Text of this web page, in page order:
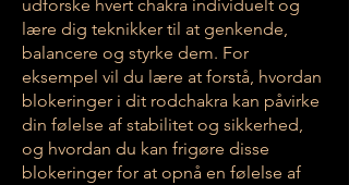
udforske hvert chakra individuelt og
lære dig teknikker til at genkende,
balancere og styrke dem. For
eksempel vil du lære at forstå, hvordan
blokeringer i dit rodchakra kan påvirke
din følelse af stabilitet og sikkerhed,
og hvordan du kan frigøre disse
blokeringer for at opnå en følelse af